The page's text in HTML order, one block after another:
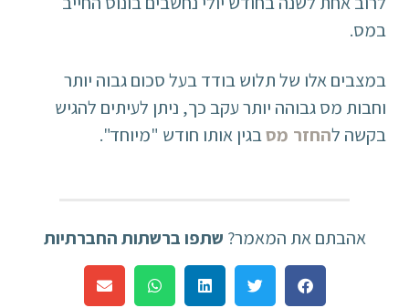
במס.
במצבים אלו של תלוש בודד בעל סכום גבוה יותר
וחבות מס גבוהה יותר עקב כך, ניתן לעיתים להגיש
בקשה להחזר מסבגין אותו חודש "מיוחד".
אהבתם את המאמר? שתפו ברשתות החברתיות